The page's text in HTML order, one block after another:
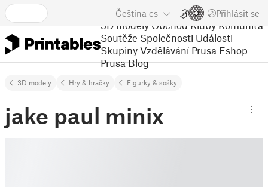
Čeština cs Přihlásit se
3D modely Obchod Kluby Komunita
Soutěže Společnosti Události
Skupiny Vzdělávání Prusa Eshop
Prusa Blog
3D modely Hry & hračky Figurky & sošky
jake paul minix